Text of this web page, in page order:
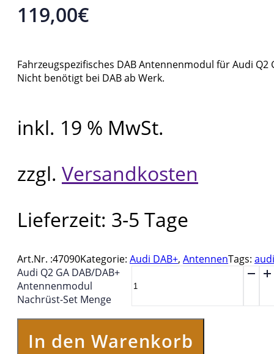
119,00€
Fahrzeugspezifisches DAB Antennenmodul für Audi
Nicht benötigt bei DAB ab Werk.
inkl. 19 % MwSt.
zzgl. Versandkosten
Lieferzeit: 3-5 Tage
Art.Nr. :47090Kategorie: Audi DAB+, AntennenTags:
Audi Q2 GA DAB/DAB+
Antennenmodul
Nachrüst-Set Menge
In den Warenkorb